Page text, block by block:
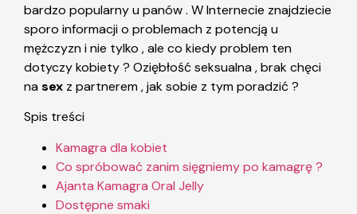
bardzo popularny u panów . W Internecie znajdziecie
sporo informacji o problemach z potencją u
mężczyzn i nie tylko , ale co kiedy problem ten
dotyczy kobiety ? Oziębłość seksualna , brak chęci
na sex z partnerem , jak sobie z tym poradzić ?
Spis treści
Kamagra dla kobiet
Co spróbować zanim sięgniemy po kamagrę ?
Ajanta Kamagra Oral Jelly
Dostępne smaki